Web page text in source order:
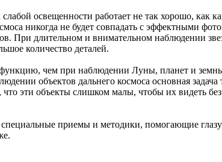
освещенности работает не так хорошо, как
никогда не будет совпадать с эффектными
При длительном и внимательном наблюдении
количество деталей.
чем при наблюдении Луны, планет и
объектов дальнего космоса основная задача
что эти объекты слишком малы, чтобы их видеть
приемы и методики, помогающие